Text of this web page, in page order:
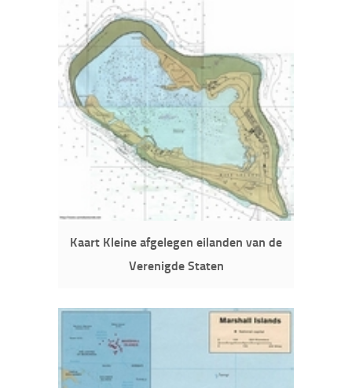
Kaart Kleine afgelegen eilanden van de
Verenigde Staten